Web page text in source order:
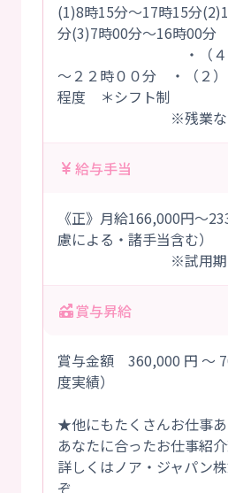
(1)8時15分～17時15分
分(3)7時00分～16時00分
・（４）１
～２２時００分 ・（２
程度 ＊シフト制
※残業な
給与手当
《正》月給166,000円～
慮による・諸手当含む）
※試用期間
賞与昇給
賞与金額 360,000 円 ～
度実績）
★他にもたくさんお仕事
あなたに合ったお仕事紹
詳しくはノア・ジャパン
ぞ